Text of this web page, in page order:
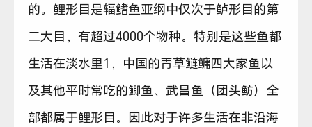
的。鲤形目是辐鳍鱼亚纲中仅次于鲈形目的第
二大目，有超过4000个物种。特别是这些鱼都
生活在淡水里1，中国的青草鲢鳙四大家鱼以
及其他平时常吃的鲫鱼、武昌鱼（团头鲂）全
部都属于鲤形目。因此对于许多生活在非沿海